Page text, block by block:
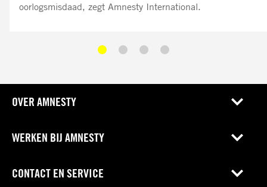
oorlogsmisdaad, zegt Amnesty International.
OVER AMNESTY
WERKEN BIJ AMNESTY
CONTACT EN SERVICE